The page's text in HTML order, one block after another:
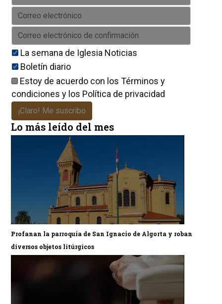
La semana de Iglesia Noticias
Boletín diario
Estoy de acuerdo con los Términos y
condiciones y los Política de privacidad
¡Claro! Me suscribo
Lo más leído del mes
Profanan la parroquia de San Ignacio de Algorta y roban
diversos objetos litúrgicos